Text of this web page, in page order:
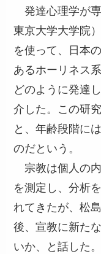
発達心理学が
東京大学大学院
を使って、日本
あるホーリネス
どのように発達
介した。この研
と、年齢段階に
のだという。
宗教は個人の
を測定し、分析
れてきたが、松
後、宣教に新た
いか、と話した。